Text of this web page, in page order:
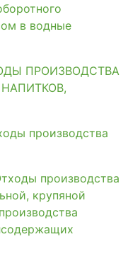
в водные
ПРОИЗВОДСТВА
производства
производства
крупяной